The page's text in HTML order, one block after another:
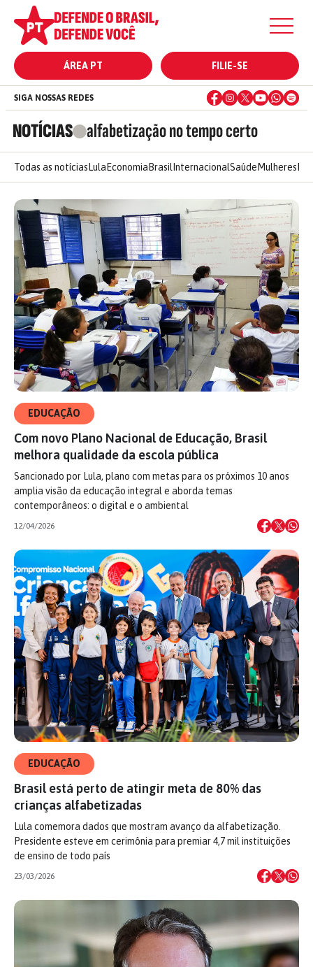
ÁREA PT FILIE-SE
NOTÍCIAS alfabetização no tempo certo
SIGA NOSSAS REDES
Todas as notícias Lula Economia Brasil InternacionalSaúde Mulheres
EDUCAÇÃO
Com novo Plano Nacional de Educação, Brasil
melhora qualidade da escola pública
Sancionado por Lula, plano com metas para os próximos 10 anos
amplia visão da educação integral e aborda temas
contemporâneos: o digital e o ambiental
12/04/2026
EDUCAÇÃO
Brasil está perto de atingir meta de 80% das
crianças alfabetizadas
Lula comemora dados que mostram avanço da alfabetização.
Presidente esteve em cerimônia para premiar 4,7 mil instituições
de ensino de todo país
23/03/2026